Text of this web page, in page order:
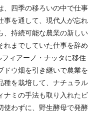
、四季の移ろいの中で仕事
事を通して、現代人が忘れ
、持続可能な農業の新しい
れまでしていた仕事を辞め
ィアーノ・ナッタに移住
ドウ畑を引き継いで農業を
種を栽培して、ナチュラル
ナミの手法も取り入れたビ
使わずに、野生酵母で発酵